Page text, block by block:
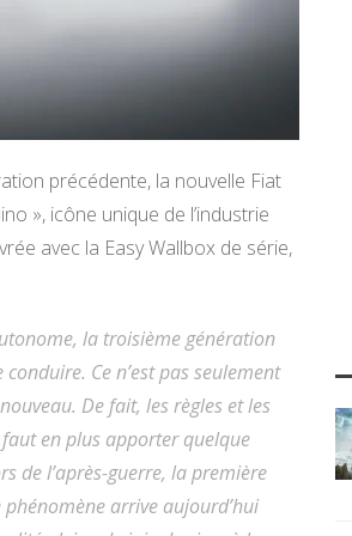
précédente, la nouvelle Fiat
», icône unique de l’industrie
avec la Easy Wallbox de série,
la troisième génération
Ce n’est pas seulement
De fait, les règles et les
en plus apporter quelque
de l’après-guerre, la première
arrive aujourd’hui